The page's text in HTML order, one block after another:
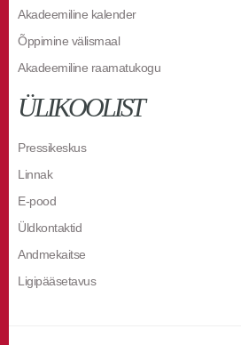
Akadeemiline kalender
Õppimine välismaal
Akadeemiline raamatukogu
ÜLIKOOLIST
Pressikeskus
Linnak
E-pood
Üldkontaktid
Andmekaitse
Ligipääsetavus